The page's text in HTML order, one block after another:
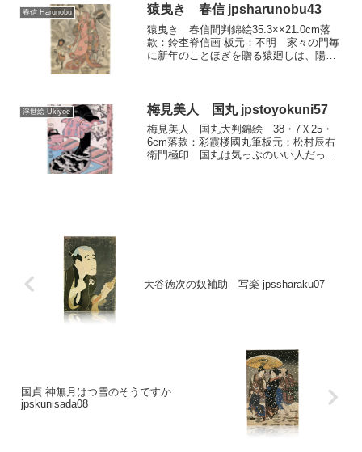
浮世絵には類例がは...
春信 Harunobu 猿曳き 春信 jpsharunobu43
猿曳き 春信間判錦絵35.3××21.0cm落
款：鈴杢脊信画 板元：不明 家々の門毎
に新年のことほぎを贈る猿廻しは、陽気
それは、振袖姿...
浮世絵 Ukiyoe 梅見美人 国丸 jpstoyokuni57
梅見美人 国丸大判錦絵 38・7Ｘ25・
6cm落款：彩霞楼國丸筆板元：松村辰右
衛門極印 国丸は気っぶのいい人だった
大谷徳次の奴袖助 写楽 jpssharaku07
国貞 神無月はつ雪のそうですか
jpskunisada08